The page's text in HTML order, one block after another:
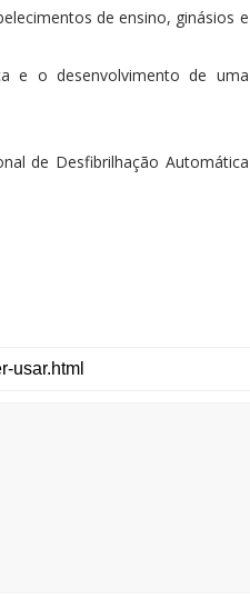
de ensino, ginásios e
e o desenvolvimento de uma
de Desfibrilhação Automática